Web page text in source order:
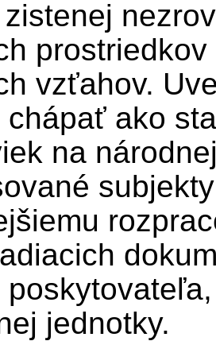
vzťahov.
chápať ako
na
jednotky.